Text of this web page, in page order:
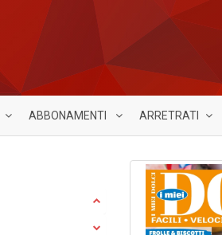
ABBONAMENTI ARRETRATI